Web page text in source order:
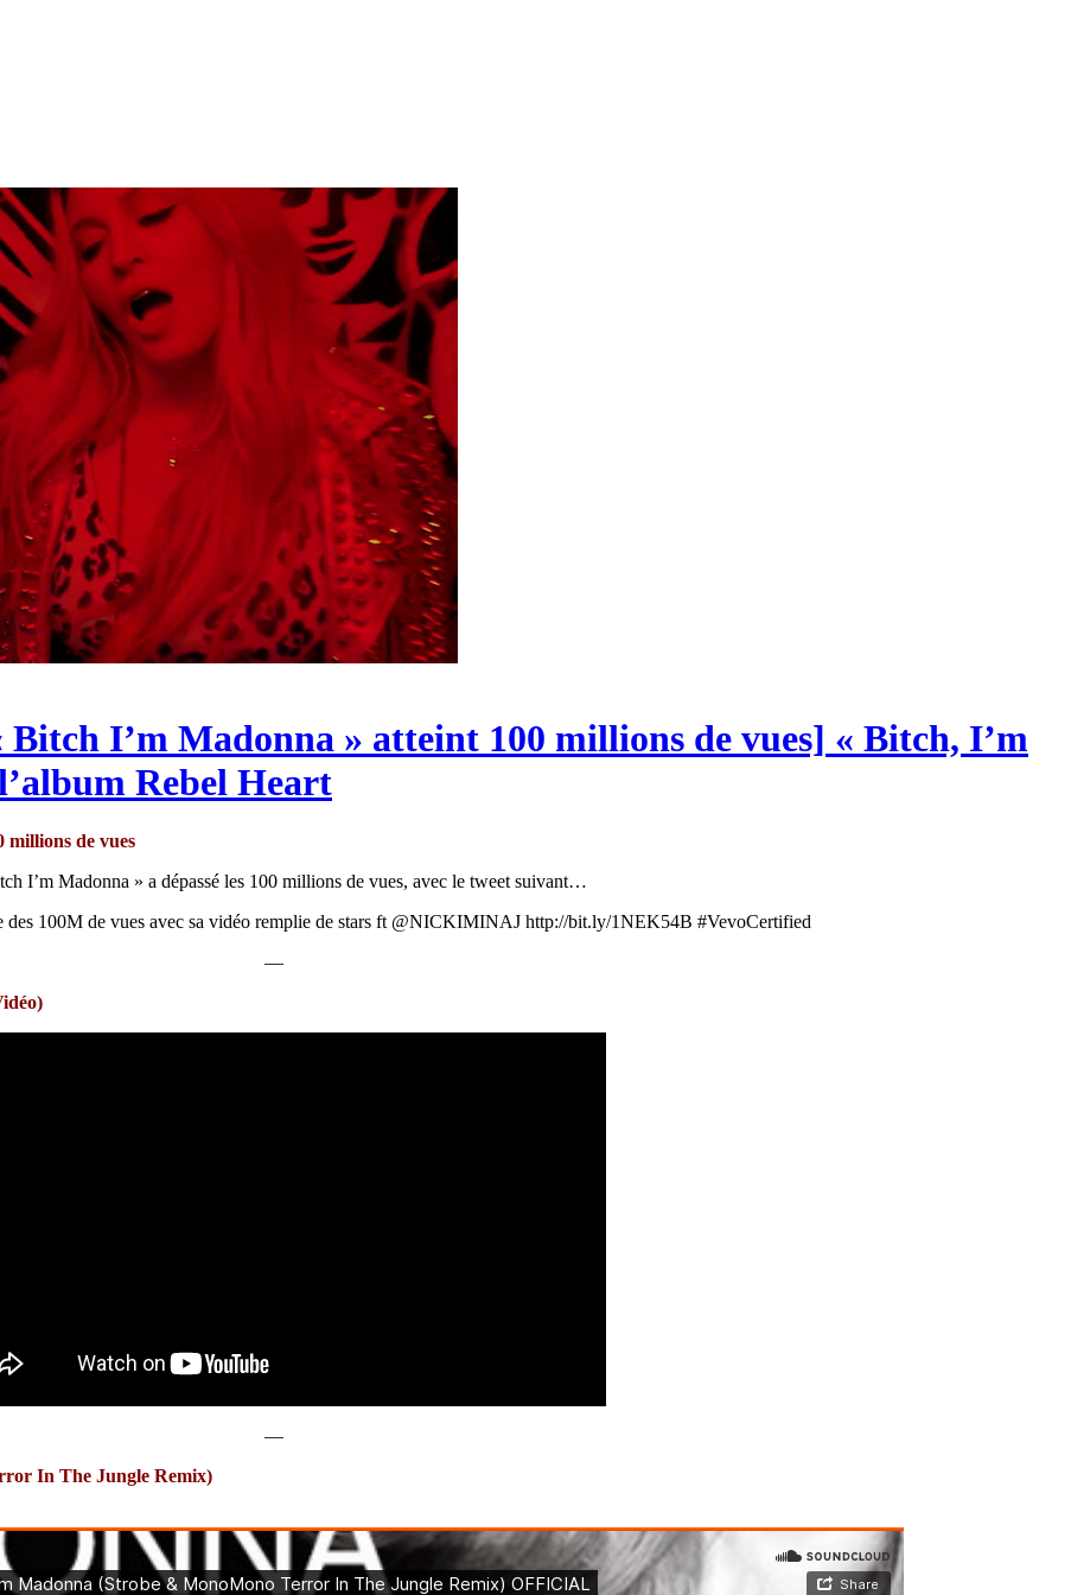
I’m Madonna » atteint 100 millions de vues] « Bitch, I’m
Rebel Heart
millions de vues
I’m Madonna » a dépassé les 100 millions de vues, avec le tweet suivant…
100M de vues avec sa vidéo remplie de stars ft @NICKIMINAJ http://bit.ly/1NEK54B #VevoCertified
—
—
In The Jungle Remix)